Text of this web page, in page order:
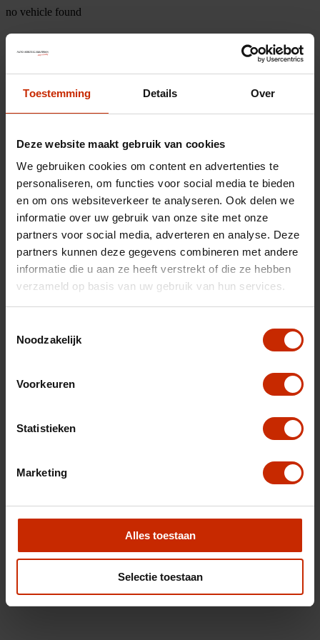
Toestemming Details Over
Deze website maakt gebruik van cookies
We gebruiken cookies om content en advertenties te
personaliseren, om functies voor social media te bieden
en om ons websiteverkeer te analyseren. Ook delen we
informatie over uw gebruik van onze site met onze
partners voor social media, adverteren en analyse. Deze
partners kunnen deze gegevens combineren met andere
informatie die u aan ze heeft verstrekt of die ze hebben
verzameld op basis van uw gebruik van hun services.
Noodzakelijk
Voorkeuren
Statistieken
Marketing
Alles toestaan
Selectie toestaan
no vehicle found